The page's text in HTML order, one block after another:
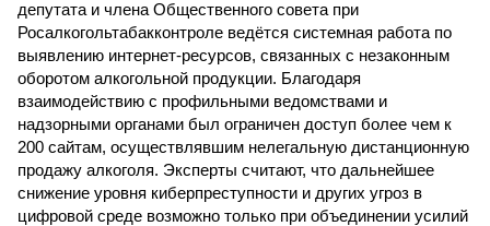
депутата и члена Общественного совета при
Росалкогольтабакконтроле ведётся системная работа по
выявлению интернет-ресурсов, связанных с незаконным
оборотом алкогольной продукции. Благодаря
взаимодействию с профильными ведомствами и
надзорными органами был ограничен доступ более чем к
200 сайтам, осуществлявшим нелегальную дистанционную
продажу алкоголя. Эксперты считают, что дальнейшее
снижение уровня киберпреступности и других угроз в
цифровой среде возможно только при объединении усилий